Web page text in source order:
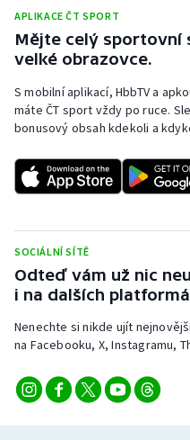
APLIKACE ČT SPORT
Mějte celý sportovní
velké obrazovce.
S mobilní aplikací, HbbTV a
máte ČT sport vždy po ruce.
bonusový obsah kdekoli a
SOCIÁLNÍ SÍTĚ
Odteď vám už nic
i na dalších
Nenechte si nikde ujít
na Facebooku, X, Instagramu,